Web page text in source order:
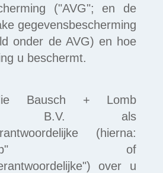
("AVG"; en de
gegevensbescherming
onder de AVG) en hoe
u beschermt.
Bausch + Lomb
B.V. als
(hierna:
of
over u